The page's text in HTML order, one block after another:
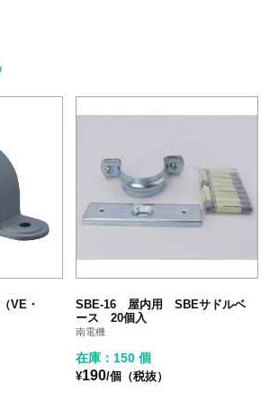
VE・
SBE-16 屋内用 SBEサドルベ
ース 20個入
南電機
在庫：150 個
¥190/個（税抜）